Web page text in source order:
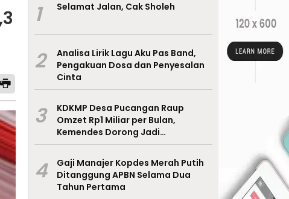
1 Selamat Jalan, Cak Sholeh
2
Analisa Lirik Lagu Aku Pas Band,
Pengakuan Dosa dan Penyesalan
Cinta
3
KDKMP Desa Pucangan Raup
Omzet Rp1 Miliar per Bulan,
Kemendes Dorong Jadi
Percontohan Nasional
4
Gaji Manajer Kopdes Merah Putih
Ditanggung APBN Selama Dua
Tahun Pertama